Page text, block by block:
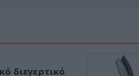
διεγερτικό